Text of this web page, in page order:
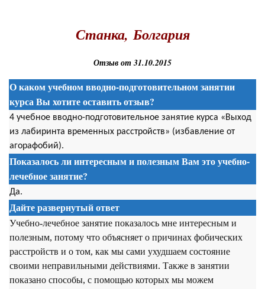
Станка,Болгария
Отзыв от 31.10.2015
О каком учебном вводно-подготовительном занятии
курса Вы хотите оставить отзыв?
4 учебное вводно-подготовительное занятие курса «Выход
из лабиринта временных расстройств» (избавление от
агорафобий).
Показалось ли интересным и полезным Вам это учебно-
лечебное занятие?
Да.
Дайте развернутый ответ
Учебно-лечебное занятие показалось мне интересным и
полезным, потому что объясняет о причинах фобических
расстройств и о том, как мы сами ухудшаем состояние
своими неправильными действиями. Также в занятии
показано способы, с помощью которых мы можем